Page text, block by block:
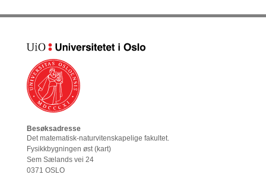
Besøksadresse
Det matematisk-naturvitenskapelige fakultet.
Fysikkbygningen øst (kart)
Sem Sælands vei 24
0371 OSLO